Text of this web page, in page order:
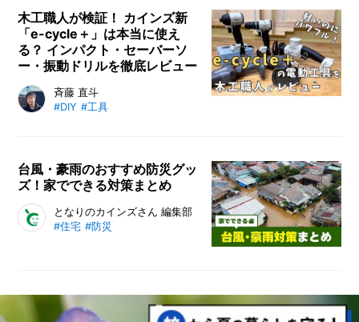
B
R
A
N
ク
タ
ー
C
R
E
R
を育てたい方やガーデニングを楽し
みたい方に向けて6～8月に咲く花
のおすすめ20選をご紹介します。
木工職人が検証！ カインズ新
「e-cycle＋」は本当に使え
る？ インパクト・セーバーソ
ー・振動ドリルを徹底レビュー
DIY向け電動工具「e-cycle＋」を
木工職人が徹底検証。インパクトド
ルとの違いや使い勝手、パワー性能
をレビューします。
斉藤 直斗
#DIY #工具
台風・豪雨のおすすめ防災グッ
ズ！家でできる対策まとめ
台風や豪雨のような自然災害は事前
の備えが大切です。いざ接近してか
紹介します。
となりのカインズさん 編集部
#住宅 #防災